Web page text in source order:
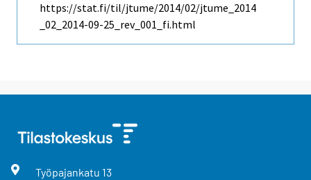
https://stat.fi/til/jtume/2014/02/jtume_2014
_02_2014-09-25_rev_001_fi.html
Työpajankatu 13